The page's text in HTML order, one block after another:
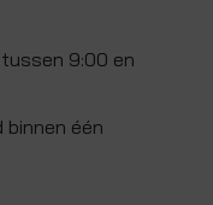
tussen 9:00 en
binnen één